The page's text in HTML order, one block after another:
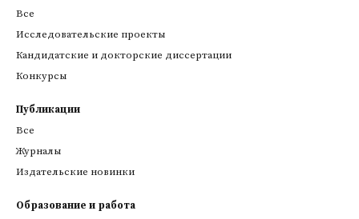
Все
Исследовательские проекты
Кандидатские и докторские диссертации
Конкурсы
Публикации
Все
Журналы
Издательские новинки
Образование и работа